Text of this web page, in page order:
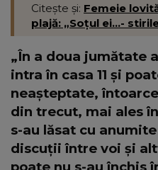
Citește și: Femeie
plajă: „Soțul ei...-
„În a doua jumătate
intra în casa 11 și
neașteptate,
din trecut, mai ales
s-au lăsat cu
discuții între voi și